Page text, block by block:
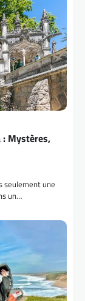
: Mystères,
seulement une
un…